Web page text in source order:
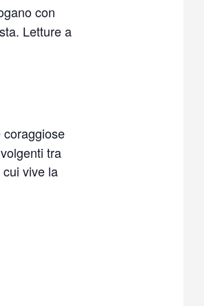
con
Letture a
tra
cui vive la